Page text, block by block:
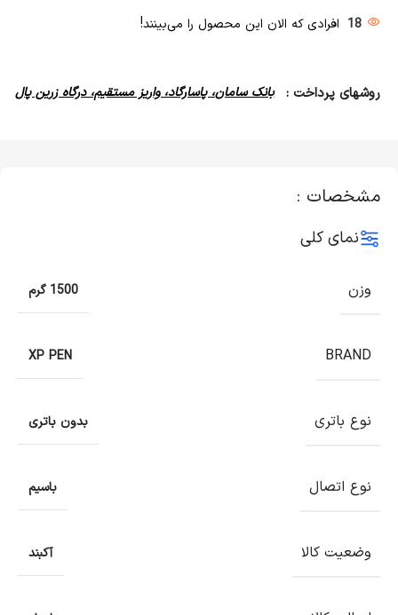
18 افرادی که الان این محصول را می‌بینند!
روشهای پرداخت : بانک سامان، پاسارگاد، واریز مستقیم، درگاه زرین پال
مشخصات :
نمای کلی
وزن 1500 گرم
BRAND
XP PEN
نوع باتری بدون باتری
نوع اتصال باسیم
وضعیت کالا آکبند